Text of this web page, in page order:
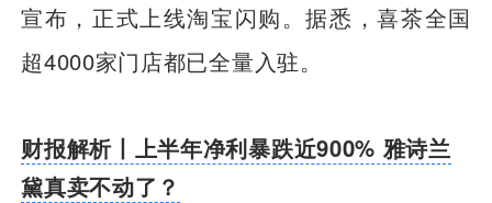
宣布，正式上线淘宝闪购。据悉，喜茶全国
超4000家门店都已全量入驻。
财报解析丨上半年净利暴跌近900% 雅诗兰
黛真卖不动了？